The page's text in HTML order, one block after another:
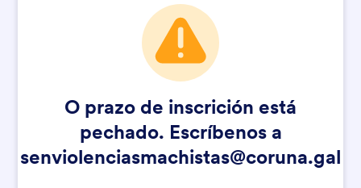
O prazo de inscrición está
pechado. Escríbenos a
senviolenciasmachistas@coruna.gal